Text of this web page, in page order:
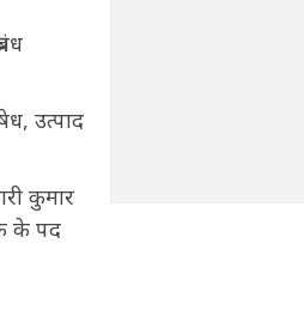
उत्पाद
कुमार
के पद